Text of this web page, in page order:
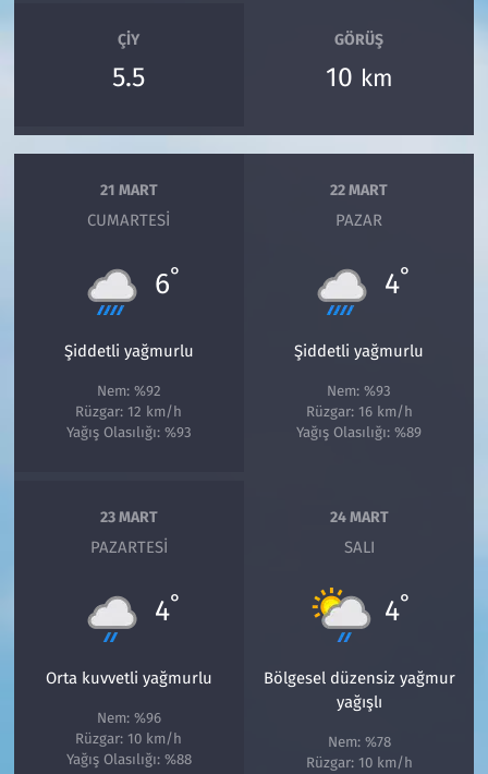
ÇIY
5.5
GÖRÜŞ
10 km
21 MART
CUMARTESI
6°
Şiddetli yağmurlu
Nem: %92
Rüzgar: 12 km/h
Yağış Olasılığı: %93
22 MART
PAZAR
4°
Şiddetli yağmurlu
Nem: %93
Rüzgar: 16 km/h
Yağış Olasılığı: %89
23 MART
PAZARTESI
4°
Orta kuvvetli yağmurlu
Nem: %96
Rüzgar: 10 km/h
Yağış Olasılığı: %88
24 MART
SALI
4°
Bölgesel düzensiz yağmur
yağışlı
Nem: %78
Rüzgar: 10 km/h